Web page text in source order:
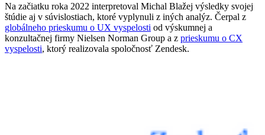
Na začiatku roka 2022 interpretoval Michal Blažej výsledky svojej
štúdie aj v súvislostiach, ktoré vyplynuli z iných analýz. Čerpal z
globálneho prieskumu o UX vyspelosti od výskumnej a
konzultačnej firmy Nielsen Norman Group a z prieskumu o CX
vyspelosti, ktorý realizovala spoločnosť Zendesk.